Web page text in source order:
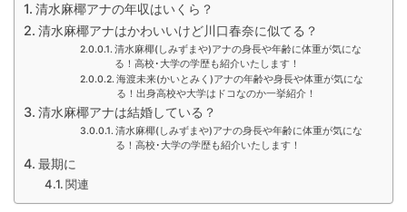
清水麻椰アナの年収はいくら？
清水麻椰アナはかわいいけど川口春奈に似てる？
清水麻椰(しみずまや)アナの身長や年齢に体重が気にな
る！高校･大学の学歴も紹介いたします！
海渡未来(かいとみく)アナの年齢や身長や体重が気にな
る！出身高校や大学はドコなのか一挙紹介！
清水麻椰アナは結婚している？
清水麻椰(しみずまや)アナの身長や年齢に体重が気にな
る！高校･大学の学歴も紹介いたします！
最期に
関連